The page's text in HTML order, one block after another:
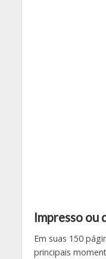
Impresso ou
Em suas 150
principais